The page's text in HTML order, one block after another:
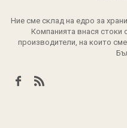
Ние сме склад на едро за
Компанията внася стоки
производители, на които